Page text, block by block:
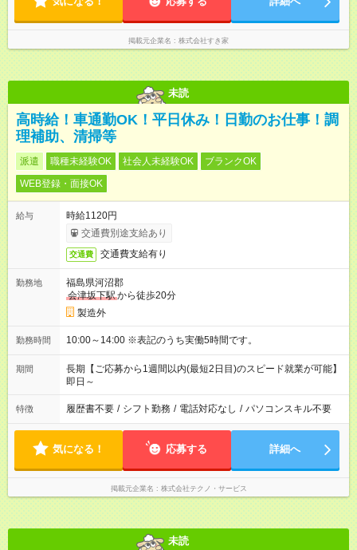
掲載元企業名 株式会社すき家
未読
高時給！車通勤OK！平日休み！日勤のお仕事！調
理補助、清掃等
派遣 職種未経験OK 社会人未経験OK
ブランクOK
WEB登録・面接OK
給与
時給1120円
交通費別途支給あり
交通費 交通費支給有り
勤務地
福島県河沼郡
会津坂下駅から徒歩20分
製造外
勤務時間 10:00～14:00 ※表記のうち実働5時間です。
期間
長期【ご応募から1週間以内(最短2日目)のスピード就業が可能】
即日～
特徴 履歴書不要 / シフト勤務 / 電話対応なし / パソコンスキル不要
気になる！ 応募する 詳細へ
掲載元企業名 株式会社テクノ・サービス
未読